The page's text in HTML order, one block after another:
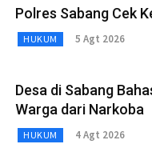
Polres Sabang Cek
HUKUM 5 Agt 2026
Desa di Sabang
Warga dari Narkoba
HUKUM 4 Agt 2026